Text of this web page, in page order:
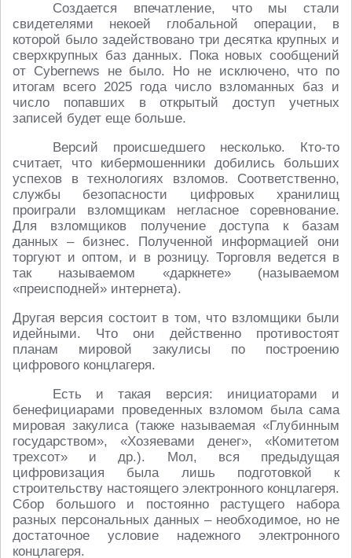
Создается впечатление, что мы стали
свидетелями некоей глобальной операции, в
которой было задействовано три десятка крупных и
сверхкрупных баз данных. Пока новых сообщений
от Cybernews не было. Но не исключено, что по
итогам всего 2025 года число взломанных баз и
число попавших в открытый доступ учетных
записей будет еще больше.
Версий происшедшего несколько. Кто-то
считает, что кибермошенники добились больших
успехов в технологиях взломов. Соответственно,
службы безопасности цифровых хранилищ
проиграли взломщикам негласное соревнование.
Для взломщиков получение доступа к базам
данных – бизнес. Полученной информацией они
торгуют и оптом, и в розницу. Торговля ведется в
так называемом «даркнете» (называемом
«преисподней» интернета).
Другая версия состоит в том, что взломщики были
идейными. Что они действенно противостоят
планам мировой закулисы по построению
цифрового концлагеря.
Есть и такая версия: инициаторами и
бенефициарами проведенных взломом была сама
мировая закулиса (также называемая «Глубинным
государством», «Хозяевами денег», «Комитетом
трехсот» и др.). Мол, вся предыдущая
цифровизация была лишь подготовкой к
строительству настоящего электронного концлагеря.
Сбор большого и постоянно растущего набора
разных персональных данных – необходимое, но не
достаточное условие надежного электронного
концлагеря.